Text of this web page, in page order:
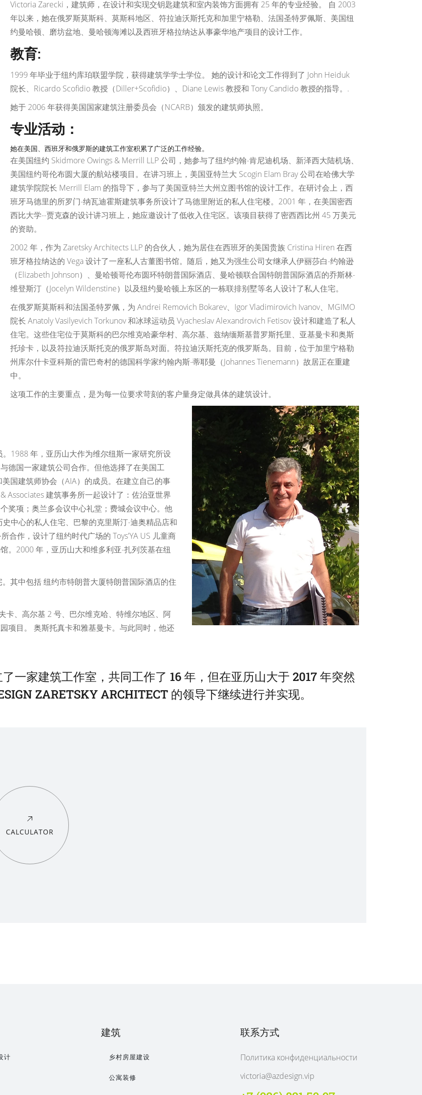
Victoria Zarecki，建筑师，在设计和实现交钥匙建筑和室内装饰方面拥有 25 年的专业经验。 自 2003
年以来，她在俄罗斯莫斯科、莫斯科地区、符拉迪沃斯托克和加里宁格勒、法国圣特罗佩斯、美国纽
约曼哈顿、磨坊盆地、曼哈顿海滩以及西班牙格拉纳达从事豪华地产项目的设计工作。
教育:
1999 年毕业于纽约库珀联盟学院，获得建筑学学士学位。 她的设计和论文工作得到了 John Heiduk
院长、Ricardo Scofidio 教授（Diller+Scofidio）、Diane Lewis 教授和 Tony Candido 教授的指导。.
她于 2006 年获得美国国家建筑注册委员会（NCARB）颁发的建筑师执照。
专业活动：
她在美国、西班牙和俄罗斯的建筑工作室积累了广泛的工作经验。
在美国纽约 Skidmore Owings & Merrill LLP 公司，她参与了纽约约翰-肯尼迪机场、新泽西大陆机场、
美国纽约哥伦布圆大厦的航站楼项目。在讲习班上，美国亚特兰大 Scogin Elam Bray 公司在哈佛大学
建筑学院院长 Merrill Elam 的指导下，参与了美国亚特兰大州立图书馆的设计工作。在研讨会上，西
班牙马德里的所罗门-纳瓦迪霍斯建筑事务所设计了马德里附近的私人住宅楼。2001 年，在美国密西
西比大学--贾克森的设计讲习班上，她应邀设计了低收入住宅区。该项目获得了密西西比州 45 万美元
的资助。
2002 年，作为 Zaretsky Architects LLP 的合伙人，她为居住在西班牙的美国贵族 Cristina Hiren 在西
班牙格拉纳达的 Vega 设计了一座私人古董图书馆。随后，她又为强生公司女继承人伊丽莎白-约翰逊
（Elizabeth Johnson）、曼哈顿哥伦布圆环特朗普国际酒店、曼哈顿联合国特朗普国际酒店的乔斯林-
维登斯汀（Jocelyn Wildenstine）以及纽约曼哈顿上东区的一栋联排别墅等名人设计了私人住宅。
在俄罗斯莫斯科和法国圣特罗佩，为 Andrei Removich Bokarev、Igor Vladimirovich Ivanov、MGIMO
院长 Anatoly Vasilyevich Torkunov 和冰球运动员 Vyacheslav Alexandrovich Fetisov 设计和建造了私人
住宅。这些住宅位于莫斯科的巴尔维克哈豪华村、高尔基、兹纳缅斯基普罗斯托里、亚基曼卡和奥斯
托珍卡，以及符拉迪沃斯托克的俄罗斯岛对面。符拉迪沃斯托克的俄罗斯岛。目前，位于加里宁格勒
州库尔什卡亚科斯的雷巴奇村的德国科学家约翰内斯-蒂耶曼（Johannes Tienemann）故居正在重建
中。
这项工作的主要重点，是为每一位要求苛刻的客户量身定做具体的建筑设计。
1988 年，亚历山大作为维尔纽斯一家研究所设
德国一家建筑公司合作。但他选择了在美国工
国建筑师协会（AIA）的成员。在建立自己的事
Associates 建筑事务所一起设计了：佐治亚世界
奖项；奥兰多会议中心礼堂；费城会议中心。他
中心的私人住宅、巴黎的克里斯汀-迪奥精品店和
合作，设计了纽约时代广场的 Toys'YA US 儿童商
。2000 年，亚历山大和维多利亚-扎列茨基在纽
其中包括 纽约市特朗普大厦特朗普国际酒店的住
卡、高尔基 2 号、巴尔维克哈、特维尔地区、阿
项目。 奥斯托真卡和雅基曼卡。与此同时，他还
一家建筑工作室，共同工作了 16 年，但在亚历山大于 2017 年突然
ZARETSKY ARCHITECT 的领导下继续进行并实现。
CALCULATOR
计
建筑
乡村房屋建设
公寓装修
联系方式
Политика конфиденциальности
victoria@azdesign.vip